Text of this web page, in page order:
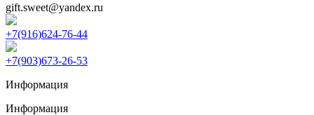
gift.sweet@yandex.ru
+7(916)624-76-44
+7(903)673-26-53
Информация
Информация